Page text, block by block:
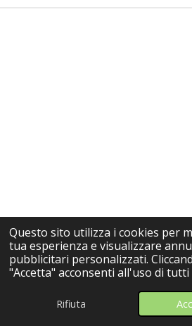
Questo sito utilizza i cookies per
tua esperienza e visualizzare
pubblicitari personalizzati.
"Accetta" acconsenti all'uso di tutti
Rifiuta